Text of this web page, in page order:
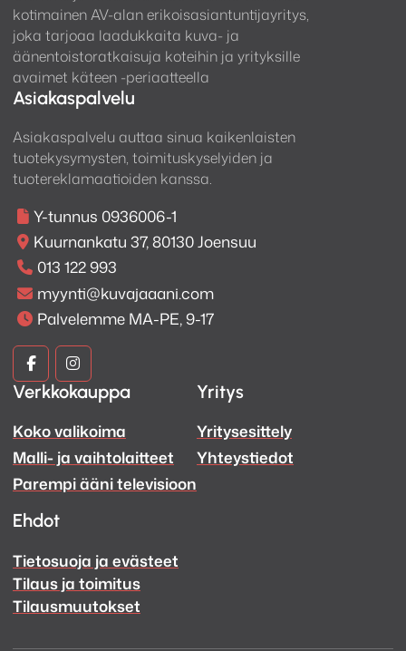
kotimainen AV-alan erikoisasiantuntijayritys,
joka tarjoaa laadukkaita kuva- ja
äänentoistoratkaisuja koteihin ja yrityksille
avaimet käteen -periaatteella
Asiakaspalvelu
Asiakaspalvelu auttaa sinua kaikenlaisten
tuotekysymysten, toimituskyselyiden ja
tuotereklamaatioiden kanssa.
Y-tunnus 0936006-1
Kuurnankatu 37, 80130 Joensuu
013 122 993
myynti@kuvajaaani.com
Palvelemme MA-PE, 9-17
Kuva
ja
Ääni
Facebook
Kuva
ja
Ääni
Instagram
Verkkokauppa
Koko valikoima
Malli- ja vaihtolaitteet
Parempi ääni televisioon
Yritys
Yritysesittely
Yhteystiedot
Ehdot
Tietosuoja ja evästeet
Tilaus ja toimitus
Tilausmuutokset